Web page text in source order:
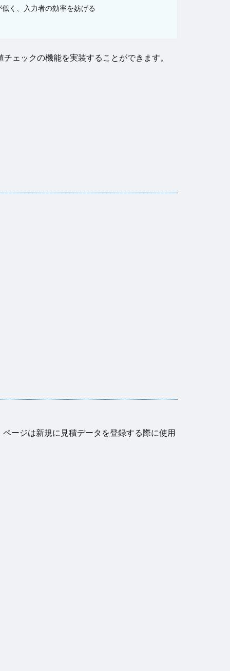
く、入力者の効率を妨げる
ェックの機能を実装することができます。
ージは新規に見積データを登録する際に使用